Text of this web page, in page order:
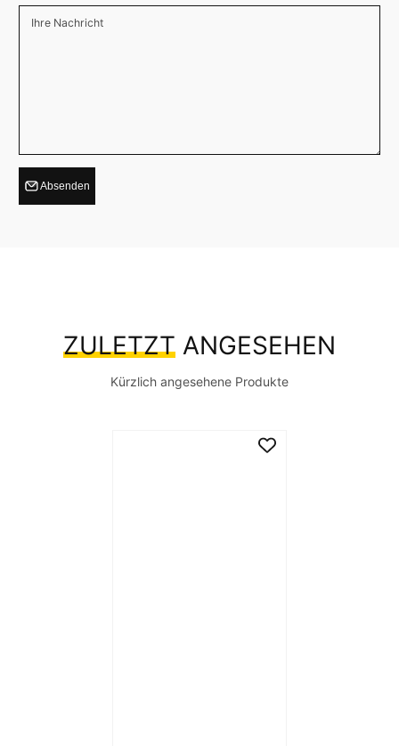
Ihre Nachricht
Absenden
ZULETZT ANGESEHEN
Kürzlich angesehene Produkte